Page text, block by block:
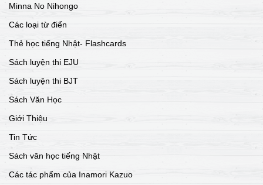
Minna No Nihongo
Các loại từ điển
Thẻ học tiếng Nhật- Flashcards
Sách luyện thi EJU
Sách luyện thi BJT
Sách Văn Học
Giới Thiệu
Tin Tức
Sách văn học tiếng Nhật
Các tác phẩm của Inamori Kazuo